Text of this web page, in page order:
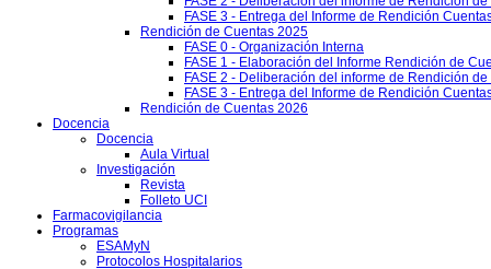
FASE 3 - Entrega del Informe de Rendición
Rendición de Cuentas 2025
FASE 0 - Organización Interna
FASE 1 - Elaboración del Informe Rendición de
FASE 2 - Deliberación del informe de Rendición
FASE 3 - Entrega del Informe de Rendición
Rendición de Cuentas 2026
Docencia
Docencia
Aula Virtual
Investigación
Revista
Folleto UCI
Farmacovigilancia
Programas
ESAMyN
Protocolos Hospitalarios